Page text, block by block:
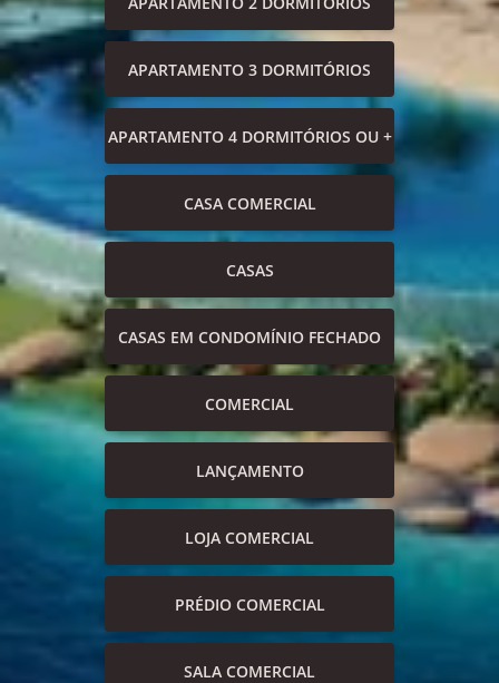
APARTAMENTO 3 DORMITÓRIOS
APARTAMENTO 4 DORMITÓRIOS OU +
CASA COMERCIAL
CASAS
CASAS EM CONDOMÍNIO FECHADO
COMERCIAL
LANÇAMENTO
LOJA COMERCIAL
PRÉDIO COMERCIAL
SALA COMERCIAL